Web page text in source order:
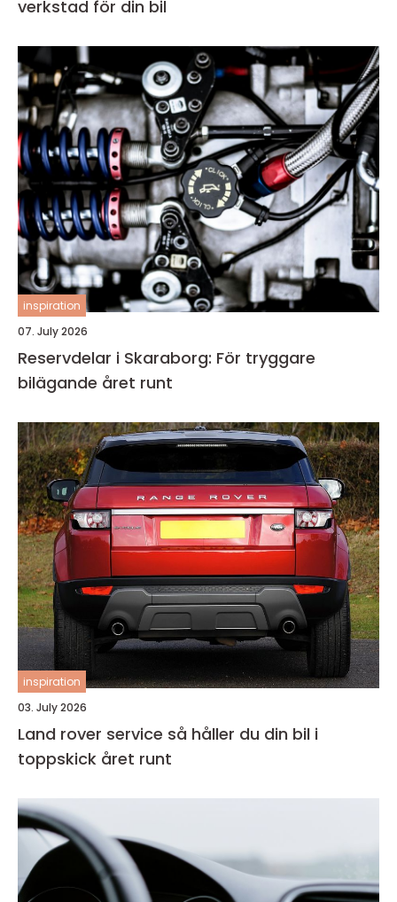
verkstad för din bil
inspiration
07. July 2026
Reservdelar i Skaraborg: För tryggare
bilägande året runt
inspiration
03. July 2026
Land rover service så håller du din bil i
toppskick året runt